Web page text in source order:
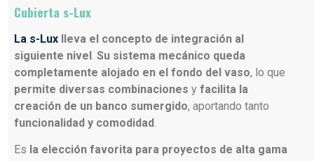
Cubierta s-Lux
La s-Lux lleva el concepto de integración al
siguiente nivel Su sistema mecánico queda
completamente alojado en el fondo del vaso, lo que
permite diversas combinaciones y facilita la
creación de un banco sumergido, aportando tanto
funcionalidad y comodidad
Es la elección favorita para proyectos de alta gama